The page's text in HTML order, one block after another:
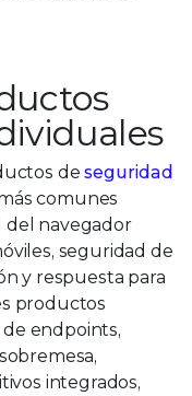
deseguridad
comunes
del navegador
seguridad de
y respuesta para
productos
endpoints,
integrados,